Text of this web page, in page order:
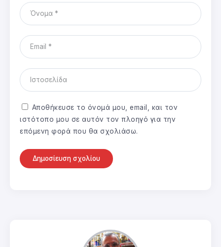
Αποθήκευσε το όνομά μου, email, και τον
ιστότοπο μου σε αυτόν τον πλοηγό για την
επόμενη φορά που θα σχολιάσω.